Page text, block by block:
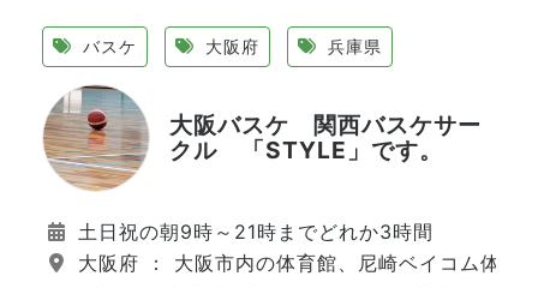
バスケ 大阪府 兵庫県
大阪バスケ 関西バスケサー
クル 「STYLE」です。
土日祝の朝9時～21時までどれか3時間
大阪府 ： 大阪市内の体育館、尼崎ベイコム体育